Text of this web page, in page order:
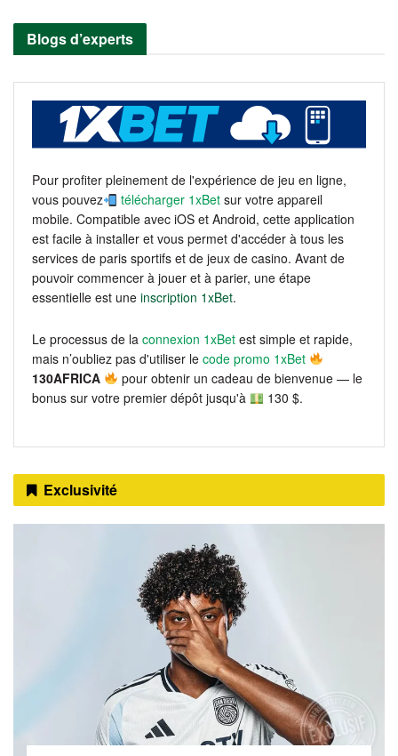
Blogs d’experts
Pour profiter pleinement de l'expérience de jeu en ligne,
vous pouvez
télécharger 1xBet sur votre appareil
mobile. Compatible avec iOS et Android, cette application
est facile à installer et vous permet d'accéder à tous les
services de paris sportifs et de jeux de casino. Avant de
pouvoir commencer à jouer et à parier, une étape
essentielle est une inscription 1xBet.
Le processus de la connexion 1xBet est simple et rapide,
mais n’oubliez pas d'utiliser le code promo 1xBet
130AFRICA
pour obtenir un cadeau de bienvenue — le
bonus sur votre premier dépôt jusqu'à
130 $.
Exclusivité